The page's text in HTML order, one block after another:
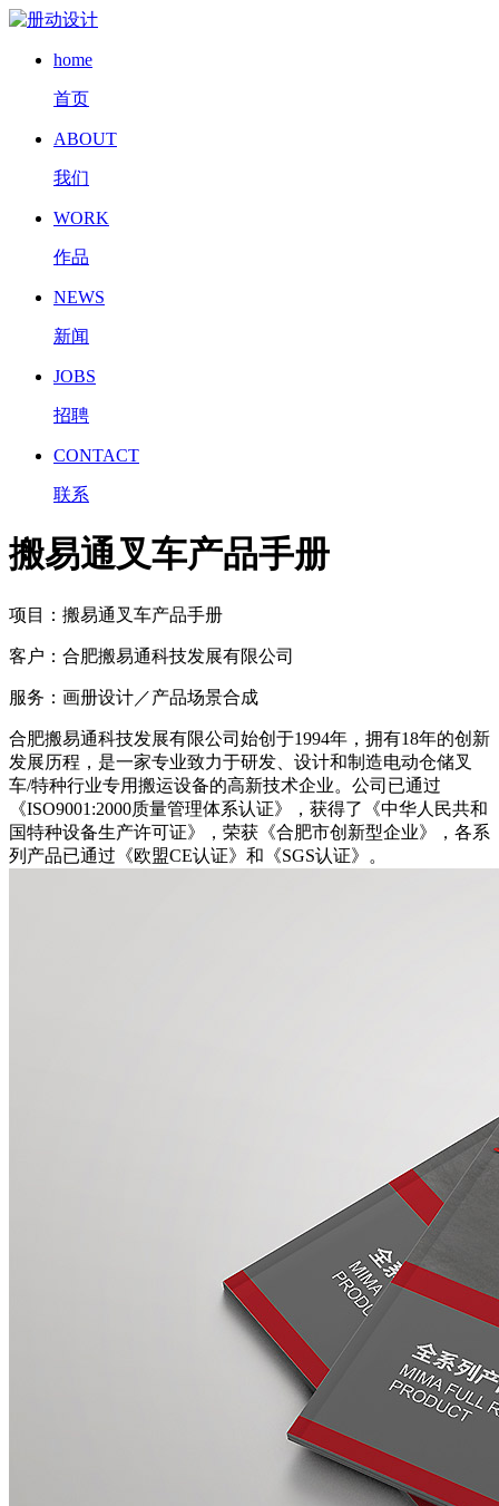
home
首页
ABOUT
我们
WORK
作品
NEWS
新闻
JOBS
招聘
CONTACT
联系
搬易通叉车产品手册
项目： 搬易通叉车产品手册
客户： 合肥搬易通科技发展有限公司
服务： 画册设计／产品场景合成
合肥搬易通科技发展有限公司始创于1994年，拥有18年的创新
发展历程，是一家专业致力于研发、设计和制造电动仓储叉
车/特种行业专用搬运设备的高新技术企业。公司已通过
《ISO9001:2000质量管理体系认证》，获得了《中华人民共和
国特种设备生产许可证》，荣获《合肥市创新型企业》，各系
列产品已通过《欧盟CE认证》和《SGS认证》。